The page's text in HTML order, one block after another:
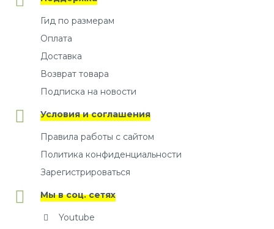
Гид по размерам
Оплата
Доставка
Возврат товара
Подписка на новости
Условия и соглашения
Правила работы с сайтом
Политика конфиденциальности
Зарегистрироваться
Мы в соц. сетях
Youtube